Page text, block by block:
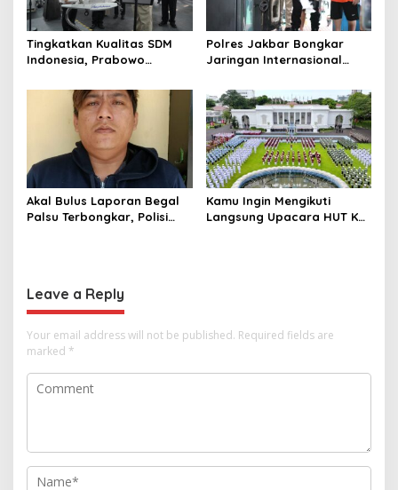
Tingkatkan Kualitas SDM
Indonesia, Prabowo
hingga Undang Universitas
Terbaik Dunia
Polres Jakbar Bongkar
Jaringan Internasional
Narkoba, 7 Tersangka
Diringkus dan Barang Bukti
1,1 Ton Rp119 Miliar
Dimusnahkan
Akal Bulus Laporan Begal
Palsu Terbongkar, Polisi
Kamu Ingin Mengikuti
Langsung Upacara HUT Ke-
Leave a Reply
Your email address will not be published. Required fields are
marked *